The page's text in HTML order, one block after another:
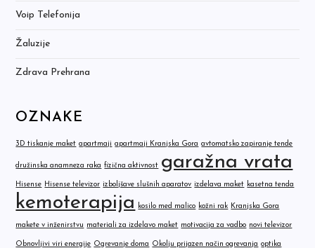
Voip Telefonija
Žaluzije
Zdrava Prehrana
OZNAKE
3D tiskanje maket apartmaji apartmaji Kranjska Gora avtomatsko zapiranje tende
družinska anamneza raka fizična aktivnost garažna vrata
Hisense Hisense televizor izboljšave slušnih aparatov izdelava maket kasetna tenda
kemoterapija kosilo med malico kožni rak Kranjska Gora
makete v inženirstvu materiali za izdelavo maket motivacija za vadbo novi televizor
Obnovljivi viri energije Ogrevanje doma Okolju prijazen način ogrevanja optika